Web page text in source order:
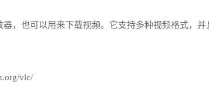
，也可以用来下载视频。它支持多种视频格式，并
vlc/